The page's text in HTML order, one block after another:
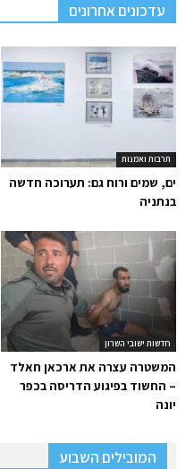
עדכונים אחרונים
תרבות ואמנות
ים, שמים ורוח גם: תערוכה חדשה
בנתניה
חדשות ישובי השרון
המשטרה עצרה את ארכאן חאלד
– החשוד בפיגוע הדריסה בכפר
יונה
המובילים השבוע